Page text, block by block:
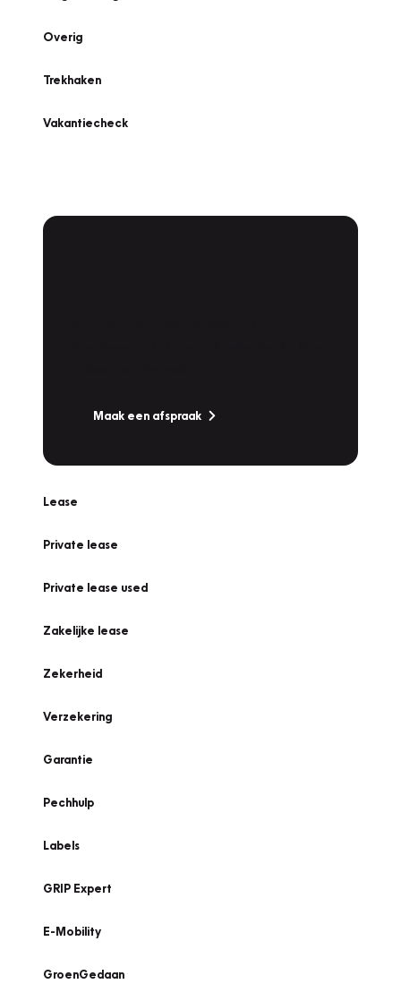
Overig
Trekhaken
Vakantiecheck
Maak een afspraak
Lease
Private lease
Private lease used
Zakelijke lease
Zekerheid
Verzekering
Garantie
Pechhulp
Labels
GRIP Expert
E-Mobility
GroenGedaan